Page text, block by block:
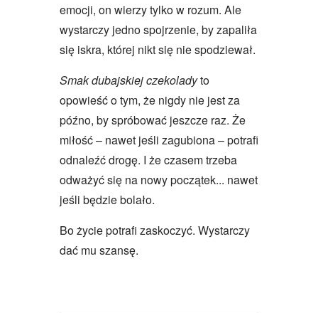
emocji, on wierzy tylko w rozum. Ale
wystarczy jedno spojrzenie, by zapaliła
się iskra, której nikt się nie spodziewał.
Smak dubajskiej czekoladyto
opowieść o tym, że nigdy nie jest za
późno, by spróbować jeszcze raz. Że
miłość – nawet jeśli zagubiona – potrafi
odnaleźć drogę. I że czasem trzeba
odważyć się na nowy początek... nawet
jeśli będzie bolało.
Bo życie potrafi zaskoczyć. Wystarczy
dać mu szansę.